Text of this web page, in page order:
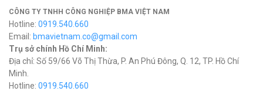
CÔNG TY TNHH CÔNG NGHIỆP BMA VIỆT NAM
Hotline: 0919.540.660
Email: bmavietnam.co@gmail.com
Trụ sở chính Hồ Chí Minh:
Địa chỉ: Số 59/66 Võ Thị Thừa, P. An Phú Đông, Q. 12, TP. Hồ Chí
Minh.
Hotline: 0919.540.660